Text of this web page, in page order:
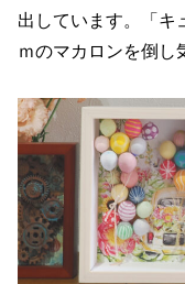
出しています。「キ
ｍのマカロンを倒し